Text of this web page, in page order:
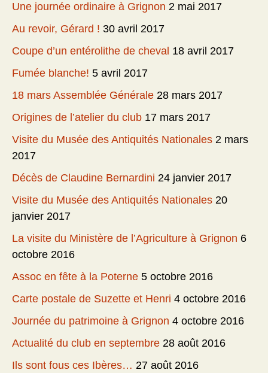
Une journée ordinaire à Grignon 2 mai 2017
Au revoir, Gérard ! 30 avril 2017
Coupe d’un entérolithe de cheval 18 avril 2017
Fumée blanche! 5 avril 2017
18 mars Assemblée Générale 28 mars 2017
Origines de l’atelier du club 17 mars 2017
Visite du Musée des Antiquités Nationales 2 mars
2017
Décès de Claudine Bernardini 24 janvier 2017
Visite du Musée des Antiquités Nationales 20
janvier 2017
La visite du Ministère de l’Agriculture à Grignon 6
octobre 2016
Assoc en fête à la Poterne 5 octobre 2016
Carte postale de Suzette et Henri 4 octobre 2016
Journée du patrimoine à Grignon 4 octobre 2016
Actualité du club en septembre 28 août 2016
Ils sont fous ces Ibères… 27 août 2016